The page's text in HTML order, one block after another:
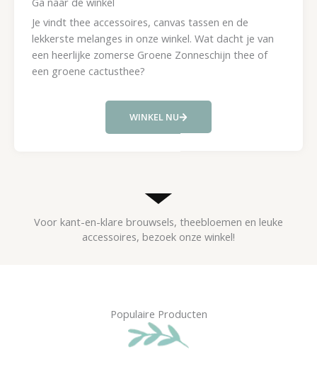
Je vindt thee accessoires, canvas tassen en de
lekkerste melanges in onze winkel. Wat dacht je van
een heerlijke zomerse Groene Zonneschijn thee of
een groene cactusthee?
WINKEL NU
Voor kant-en-klare brouwsels, theebloemen en leuke
accessoires, bezoek onze winkel!
Populaire Producten